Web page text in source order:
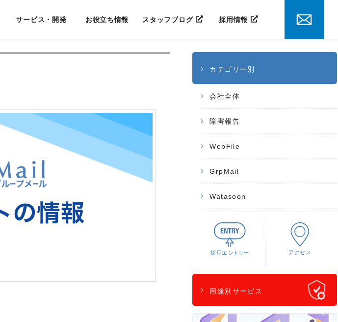
サービス・開発 お役立ち情報 スタッフブログ 採用情報
カテゴリー別
会社全体
障害報告
WebFile
GrpMail
Watasoon
用途別サービス